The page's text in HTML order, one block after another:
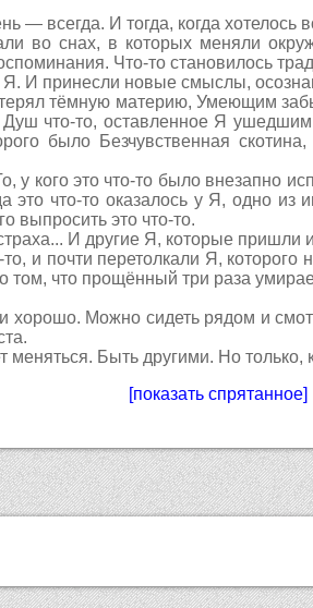
— всегда. И тогда, когда хотелось
во снах, в которых меняли
Что-то становилось
И принесли новые смыслы,
тёмную материю, Умеющим
что-то, оставленное Я
было Безчувственная
у кого это что-то было внезапно
это что-то оказалось у Я, одно
выпросить это что-то.
И другие Я, которые пришли
и почти перетолкали Я,
том, что прощённый три раза
Можно сидеть рядом и
Быть другими. Но только,
[показать спрятанное]